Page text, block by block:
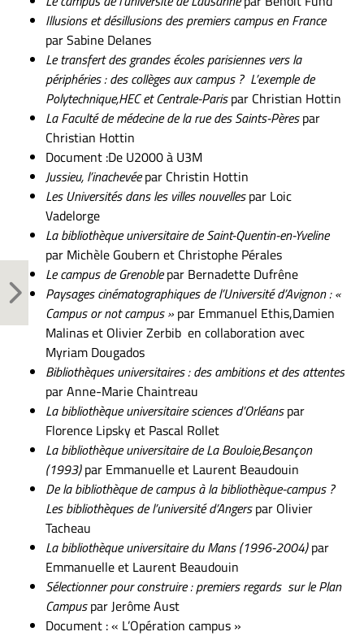
Illusions et désillusions des premiers campus en France
par Sabine Delanes
Le transfert des grandes écoles parisiennes vers la
périphéries : des collèges aux campus ? L’exemple de
Polytechnique,HEC et Centrale-Parispar Christian Hottin
La Faculté de médecine de la rue des Saints-Pèrespar
Christian Hottin
Document :De U2000 à U3M
Jussieu, l’inachevéepar Christin Hottin
Les Universités dans les villes nouvellespar Loic
Vadelorge
La bibliothèque universitaire de Saint-Quentin-en-Yveline
par Michèle Goubern et Christophe Pérales
Le campus de Grenoblepar Bernadette Dufrêne
Paysages cinématographiques de l’Université d’Avignon : «
Campus or not campus » par Emmanuel Ethis,Damien
Malinas et Olivier Zerbib en collaboration avec
Myriam Dougados
Bibliothèques universitaires : des ambitions et des attentes
par Anne-Marie Chaintreau
La bibliothèque universitaire sciences d’Orléanspar
Florence Lipsky et Pascal Rollet
La bibliothèque universitaire de La Bouloie,Besançon
(1993)par Emmanuelle et Laurent Beaudouin
De la bibliothèque de campus à la bibliothèque-campus ?
Les bibliothèques de l’université d’Angerspar Olivier
Tacheau
La bibliothèque universitaire du Mans (1996-2004)par
Emmanuelle et Laurent Beaudouin
Sélectionner pour construire : premiers regards sur le Plan
Campuspar Jerôme Aust
Document : « L’Opération campus »